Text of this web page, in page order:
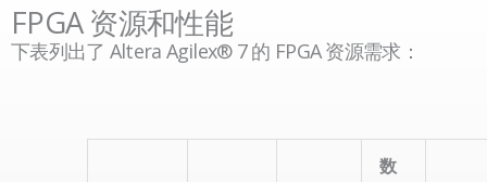
FPGA 资源和性能
下表列出了 Altera Agilex® 7 的 FPGA 资源需求：
数